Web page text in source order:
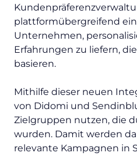
plattformübergreifend
Unternehmen,
Erfahrungen zu liefern,
basieren.
Mithilfe dieser neuen
von Didomi und
Zielgruppen nutzen, die
wurden. Damit werden
relevante Kampagnen in